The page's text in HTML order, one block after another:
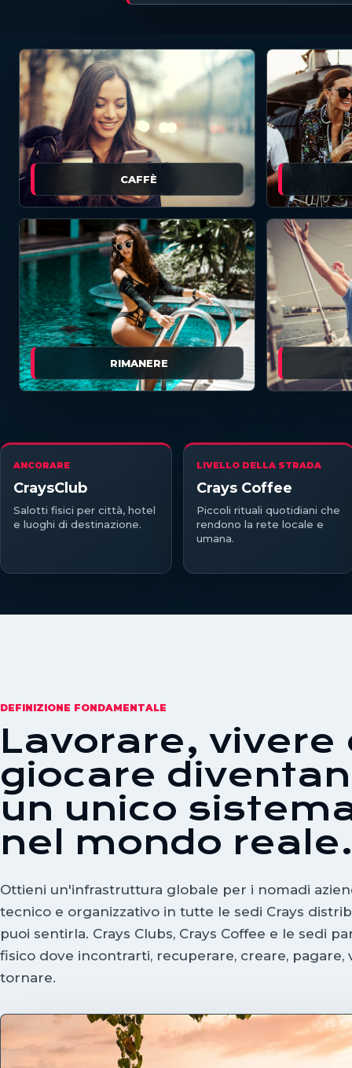
CAFFÈ
RIMANERE
ANCORARE
CraysClub
Salotti fisici per città, hotel
e luoghi di destinazione.
LIVELLO DELLA STRADA
Crays Coffee
Piccoli rituali quotidiani che
rendono la rete locale e
umana.
DEFINIZIONE FONDAMENTALE
Lavorare, vivere
giocare
un unico
nel mondo
Ottieni un'infrastruttura globale per i nomadi
tecnico e organizzativo in tutte le sedi Crays
puoi sentirla. Crays Clubs, Crays Coffee e le sedi
fisico dove incontrarti, recuperare, creare, pagare,
tornare.